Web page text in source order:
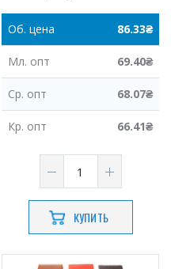
Об. цена 86.33₴
Мл. опт 69.40₴
Ср. опт 68.07₴
Кр. опт 66.41₴
КУПИТЬ